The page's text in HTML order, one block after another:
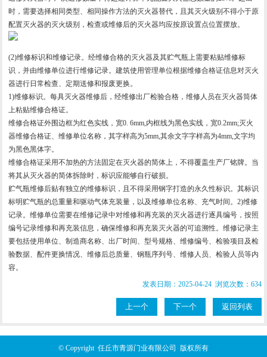
时，需要选择相同类型、相同操作方法的灭火器替代，且其灭火级别不得小于原
配置灭火器的灭火级别，检查或维修后的灭火器均应按原设置点位置摆放。
(2)维修标识和维修记录。经维修合格的灭火器及其贮气瓶上需要粘贴维修标
识，并由维修单位进行维修记录。建筑使用管理单位根据维修合格证信息对灭火
器进行日常检查、定期送修和报废更换。
1)维修标识。每具灭火器维修后，经维修出厂检验合格，维修人员在灭火器筒体
上粘贴维修合格证。
维修合格证外围边框为红色实线，宽0. 6mm,内框线为黑色实线，宽0.2mm;灭火
器维修合格证、维修单位名称，其字样高为5mm,其余文字字样高为4mm,文字均
为黑色黑体字。
维修合格证采用不加热的方法固定在灭火器的简体上，不得覆盖生产厂铭牌。当
将其从灭火器的简体拆除时，标识应能够自行破损。
贮气瓶维修后贴有独立的维修标识，且不得采用钢字打造的永久性标识。其标识
标明贮气瓶的总重量和驱动气体充装量，以及维修单位名称、充气时间。2)维修
记录。维修单位需要在维修记录中对维修和再充装的灭火器进行逐具编号，按照
编号记录维修和再充装信息，确保维修和再充装灭火器的可追溯性。维修记录主
要包括使用单位、制造商名称、出厂时间、型号规格、维修编号、检验项目及检
验数据、配件更换情况、维修后总质量、钢瓶序列号、维修人员、检验人员等内
容。
发表日期：2025-04-24 浏览次数：634
上一个 下一个 返回列表
© Copyright 任丘市青源门业有限公司 版权所有